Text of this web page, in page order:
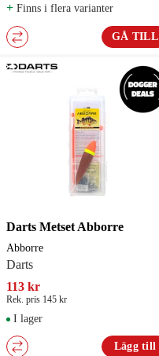
+ Finns i flera varianter
GÅ TILL
Darts Metset Abborre
Abborre
Darts
113 kr
Rek. pris 145 kr
I lager
Lägg till